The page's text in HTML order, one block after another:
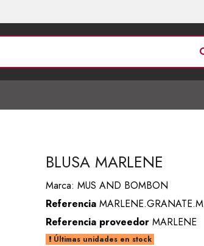
BLUSA MARLENE
Marca: MUS AND BOMBON
Referencia MARLENE.GRANATE.M
Referencia proveedor MARLENE
Últimas unidades en stock